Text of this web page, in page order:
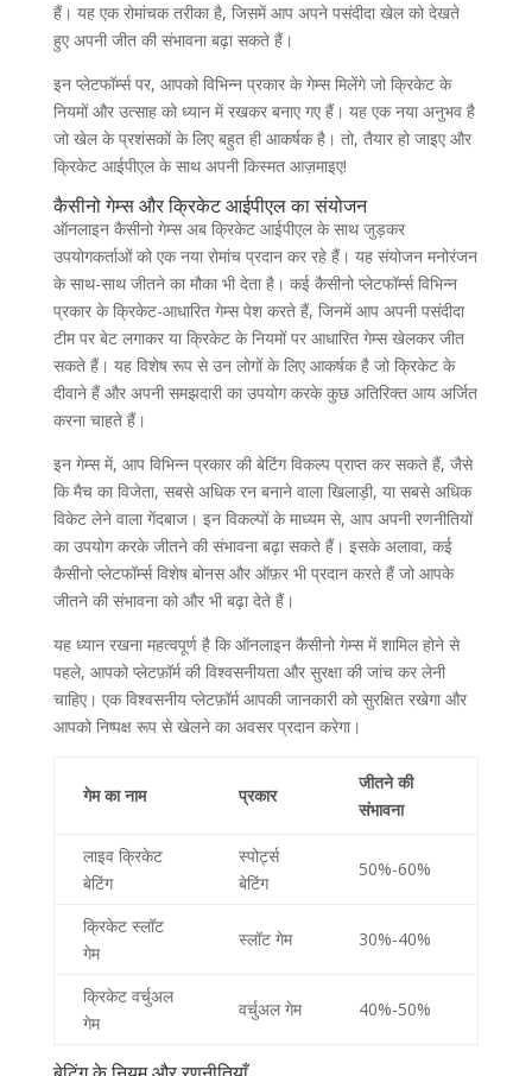
हैं। यह एक रोमांचक तरीका है, जिसमें आप अपने पसंदीदा खेल को देखते
हुए अपनी जीत की संभावना बढ़ा सकते हैं।
इन प्लेटफॉर्म्स पर, आपको विभिन्न प्रकार के गेम्स मिलेंगे जो क्रिकेट के
नियमों और उत्साह को ध्यान में रखकर बनाए गए हैं। यह एक नया अनुभव है
जो खेल के प्रशंसकों के लिए बहुत ही आकर्षक है। तो, तैयार हो जाइए और
क्रिकेट आईपीएल के साथ अपनी किस्मत आज़माइए!
कैसीनो गेम्स और क्रिकेट आईपीएल का संयोजन
ऑनलाइन कैसीनो गेम्स अब क्रिकेट आईपीएल के साथ जुड़कर
उपयोगकर्ताओं को एक नया रोमांच प्रदान कर रहे हैं। यह संयोजन मनोरंजन
के साथ-साथ जीतने का मौका भी देता है। कई कैसीनो प्लेटफॉर्म्स विभिन्न
प्रकार के क्रिकेट-आधारित गेम्स पेश करते हैं, जिनमें आप अपनी पसंदीदा
टीम पर बेट लगाकर या क्रिकेट के नियमों पर आधारित गेम्स खेलकर जीत
सकते हैं। यह विशेष रूप से उन लोगों के लिए आकर्षक है जो क्रिकेट के
दीवाने हैं और अपनी समझदारी का उपयोग करके कुछ अतिरिक्त आय अर्जित
करना चाहते हैं।
इन गेम्स में, आप विभिन्न प्रकार की बेटिंग विकल्प प्राप्त कर सकते हैं, जैसे
कि मैच का विजेता, सबसे अधिक रन बनाने वाला खिलाड़ी, या सबसे अधिक
विकेट लेने वाला गेंदबाज। इन विकल्पों के माध्यम से, आप अपनी रणनीतियों
का उपयोग करके जीतने की संभावना बढ़ा सकते हैं। इसके अलावा, कई
कैसीनो प्लेटफॉर्म्स विशेष बोनस और ऑफ़र भी प्रदान करते हैं जो आपके
जीतने की संभावना को और भी बढ़ा देते हैं।
यह ध्यान रखना महत्वपूर्ण है कि ऑनलाइन कैसीनो गेम्स में शामिल होने से
पहले, आपको प्लेटफ़ॉर्म की विश्वसनीयता और सुरक्षा की जांच कर लेनी
चाहिए। एक विश्वसनीय प्लेटफ़ॉर्म आपकी जानकारी को सुरक्षित रखेगा और
आपको निष्पक्ष रूप से खेलने का अवसर प्रदान करेगा।
गेम का नाम प्रकार
जीतने की
संभावना
लाइव क्रिकेट
बेटिंग
स्पोर्ट्स
बेटिंग
50%-60%
क्रिकेट स्लॉट
गेम
स्लॉट गेम 30%-40%
क्रिकेट वर्चुअल
गेम
वर्चुअल गेम 40%-50%